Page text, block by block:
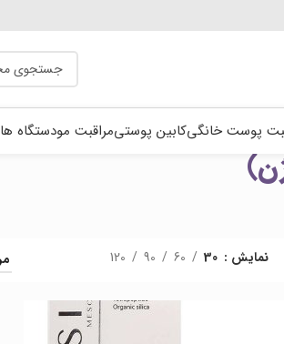
پوست خانگیکابین پوستیمراقبت مودستگاه
نمایش 30
60
90
120